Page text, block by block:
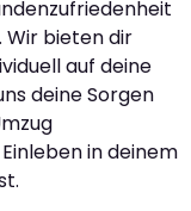
bieten dir
auf deine
deine Sorgen
in deinem